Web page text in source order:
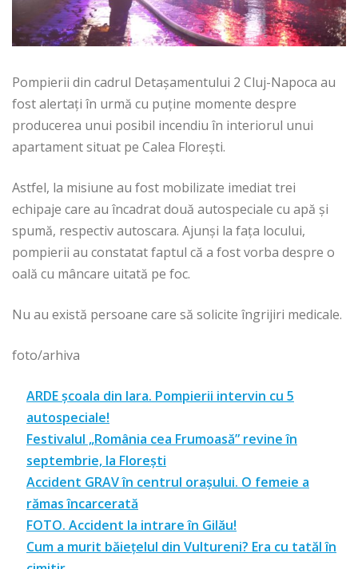
Pompierii din cadrul Detașamentului 2 Cluj-Napoca au
fost alertați în urmă cu puține momente despre
producerea unui posibil incendiu în interiorul unui
apartament situat pe Calea Florești.
Astfel, la misiune au fost mobilizate imediat trei
echipaje care au încadrat două autospeciale cu apă și
spumă, respectiv autoscara. Ajunși la fața locului,
pompierii au constatat faptul că a fost vorba despre o
oală cu mâncare uitată pe foc.
Nu au există persoane care să solicite îngrijiri medicale.
foto/arhiva
ARDE școala din Iara. Pompierii intervin cu 5
autospeciale!
Festivalul „România cea Frumoasă” revine în
septembrie, la Florești
Accident GRAV în centrul orașului. O femeie a
rămas încarcerată
FOTO. Accident la intrare în Gilău!
Cum a murit băiețelul din Vultureni? Era cu tatăl în